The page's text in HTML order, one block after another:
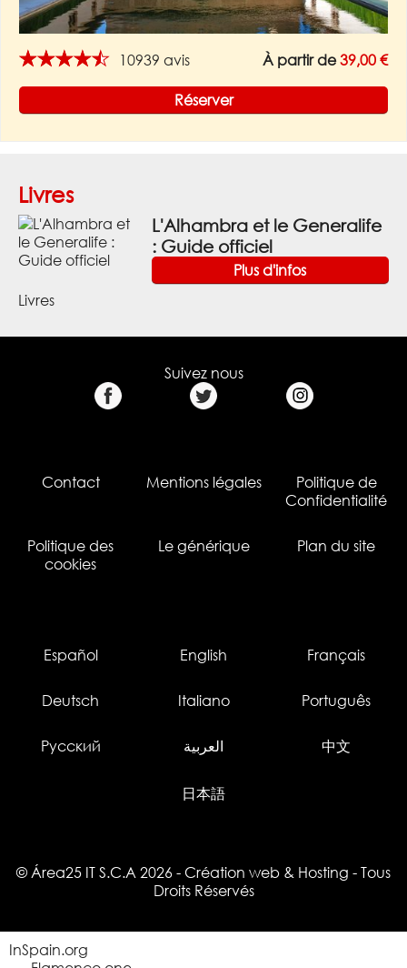
★★★★★ 10939 avis À partir de39,00 €
Réserver
Livres
L'Alhambra et le Generalife
: Guide officiel
Plus d'infos
Livres
Suivez nous
Contact Mentions légales
Politique de
Confidentialité
Politique des
cookies
Le générique Plan du site
Español English Français
Deutsch Italiano Português
Русский العربية 中文
日本語
© Área25 IT S.C.A 2026 - Création web & Hosting - Tous
Droits Réservés
InSpain.org